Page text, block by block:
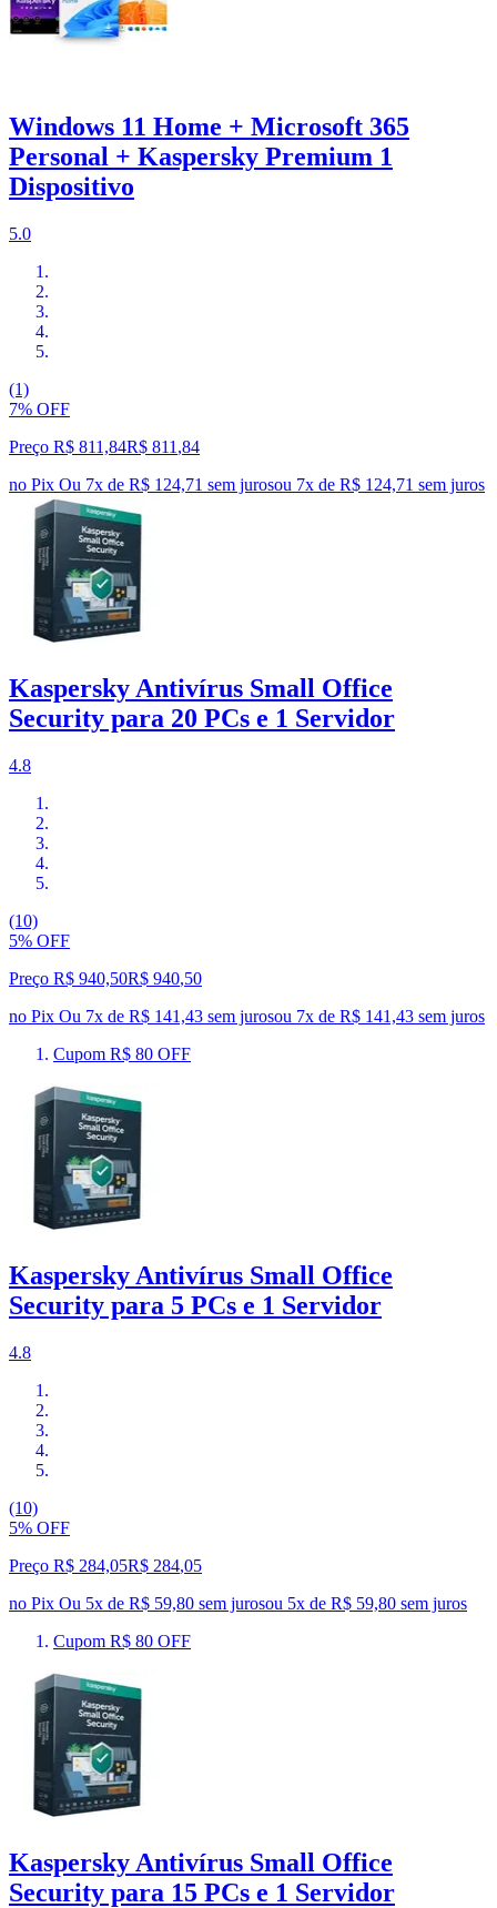
Windows 11 Home + Microsoft 365
Personal + Kaspersky Premium 1
Dispositivo
5.0
(1)
7% OFF
Preço R$ 811,84R$ 811 ,84
no Pix Ou 7x de R$ 124,71 sem jurosou 7x de R$ 124,71 sem juros
Kaspersky Antivírus Small Office
Security para 20 PCs e 1 Servidor
4.8
(10)
5% OFF
Preço R$ 940,50R$ 940,50
no Pix Ou 7x de R$ 141,43 sem jurosou 7x de R$ 141,43 sem juros
Cupom R$ 80 OFF
Kaspersky Antivírus Small Office
Security para 5 PCs e 1 Servidor
4.8
(10)
5% OFF
Preço R$ 284,05R$ 284,05
no Pix Ou 5x de R$ 59,80 sem jurosou 5x de R$ 59,80 sem juros
Cupom R$ 80 OFF
Kaspersky Antivírus Small Office
Security para 15 PCs e 1 Servidor